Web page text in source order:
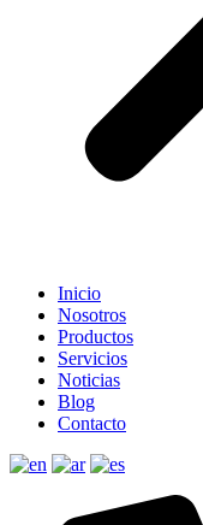
Inicio
Nosotros
Productos
Servicios
Noticias
Blog
Contacto